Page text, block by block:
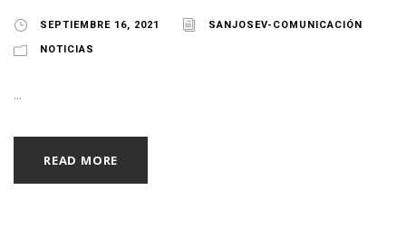
SEPTIEMBRE 16, 2021 SANJOSEV-COMUNICACIÓN
NOTICIAS
...
READ MORE